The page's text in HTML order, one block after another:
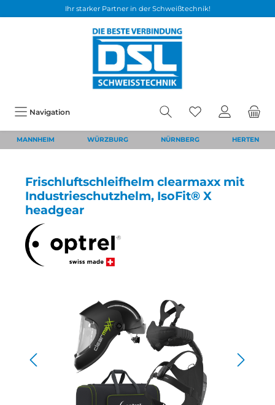
Ihr starker Partner in der Schweißtechnik!
Navigation
MANNHEIM WÜRZBURG NÜRNBERG HERTEN
Frischluftschleifhelm clearmaxx mit
Industrieschutzhelm, IsoFit® X
headgear